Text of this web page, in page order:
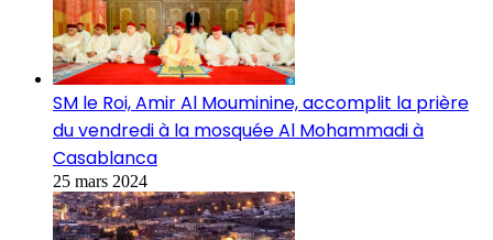
SM le Roi, Amir Al Mouminine, accomplit la prière
du vendredi à la mosquée Al Mohammadi à
Casablanca
25 mars 2024